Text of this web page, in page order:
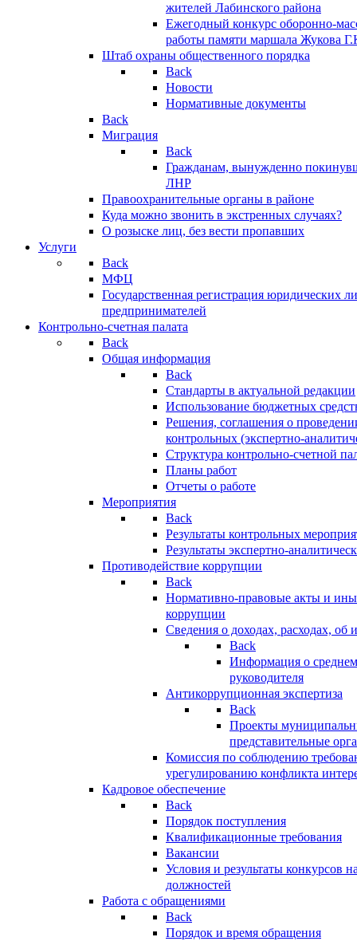
жителей Лабинского района
Ежегодный конкурс оборонно-
работы памяти маршала Жукова
Штаб охраны общественного порядка
Back
Новости
Нормативные документы
Back
Миграция
Back
Гражданам, вынужденно
ЛНР
Правоохранительные органы в районе
Куда можно звонить в экстренных случаях?
О розыске лиц, без вести пропавших
Услуги
Back
МФЦ
Государственная регистрация юридических
предпринимателей
Контрольно-счетная палата
Back
Общая информация
Back
Стандарты в актуальной редакции
Использование бюджетных
Решения, соглашения о
контрольных (экспертно-
Структура контрольно-счетной
Планы работ
Отчеты о работе
Мероприятия
Back
Результаты контрольных
Результаты экспертно-
Противодействие коррупции
Back
Нормативно-правовые акты и
коррупции
Сведения о доходах, расходах, об
Back
Информация о
руководителя
Антикоррупционная экспертиза
Back
Проекты
представительные
Комиссия по соблюдению
урегулированию конфликта
Кадровое обеспечение
Back
Порядок поступления
Квалификационные требования
Вакансии
Условия и результаты конкурсов
должностей
Работа с обращениями
Back
Порядок и время обращения